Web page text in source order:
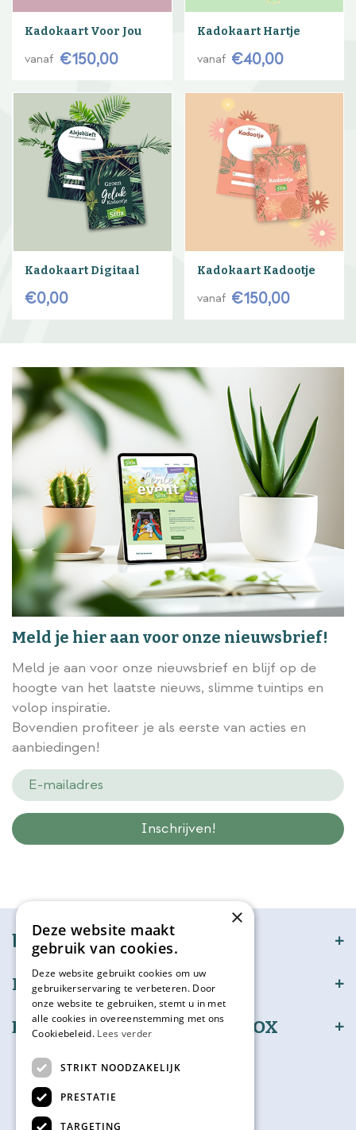
Kadokaart Voor Jou
vanaf €150,00
Kadokaart Hartje
vanaf €40,00
Kadokaart Digitaal
€0,00
Kadokaart Kadootje
vanaf €150,00
Meld je hier aan voor onze nieuwsbrief!
Meld je aan voor onze nieuwsbrief en blijf op de
hoogte van het laatste nieuws, slimme tuintips en
volop inspiratie.
Bovendien profiteer je als eerste van acties en
aanbiedingen!
bijSTOX
Klantenservice
Bestel en betaal veilig bijSTOX
Volg ons
×
Deze website maakt
gebruik van cookies.
Deze website gebruikt cookies om uw
gebruikerservaring te verbeteren. Door
onze website te gebruiken, stemt u in met
alle cookies in overeenstemming met ons
Cookiebeleid. Lees verder
STRIKT NOODZAKELIJK
PRESTATIE
TARGETING